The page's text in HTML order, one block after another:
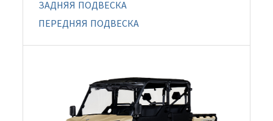
ЗАДНЯЯ ПОДВЕСКА
ПЕРЕДНЯЯ ПОДВЕСКА